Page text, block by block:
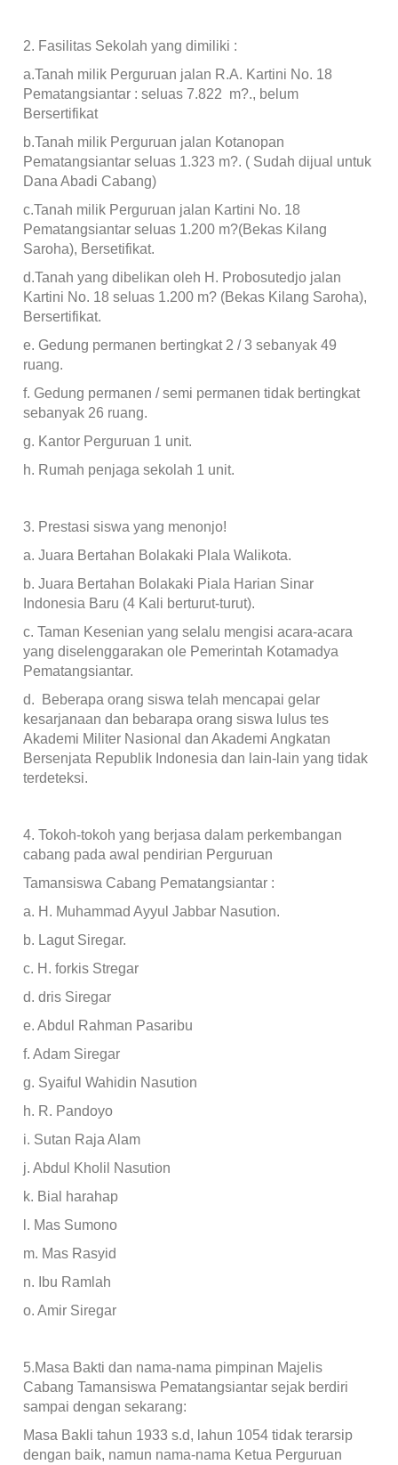
2. Fasilitas Sekolah yang dimiliki :
a.Tanah milik Perguruan jalan R.A. Kartini No. 18
Pematangsiantar : seluas 7.822 m?., belum
Bersertifikat
b.Tanah milik Perguruan jalan Kotanopan
Pematangsiantar seluas 1.323 m?. ( Sudah dijual untuk
Dana Abadi Cabang)
c.Tanah milik Perguruan jalan Kartini No. 18
Pematangsiantar seluas 1.200 m?(Bekas Kilang
Saroha), Bersetifikat.
d.Tanah yang dibelikan oleh H. Probosutedjo jalan
Kartini No. 18 seluas 1.200 m? (Bekas Kilang Saroha),
Bersertifikat.
e. Gedung permanen bertingkat 2 / 3 sebanyak 49
ruang.
f. Gedung permanen / semi permanen tidak bertingkat
sebanyak 26 ruang.
g. Kantor Perguruan 1 unit.
h. Rumah penjaga sekolah 1 unit.
3. Prestasi siswa yang menonjo!
a. Juara Bertahan Bolakaki Plala Walikota.
b. Juara Bertahan Bolakaki Piala Harian Sinar
Indonesia Baru (4 Kali berturut-turut).
c. Taman Kesenian yang selalu mengisi acara-acara
yang diselenggarakan ole Pemerintah Kotamadya
Pematangsiantar.
d. Beberapa orang siswa telah mencapai gelar
kesarjanaan dan bebarapa orang siswa lulus tes
Akademi Militer Nasional dan Akademi Angkatan
Bersenjata Republik Indonesia dan lain-lain yang tidak
terdeteksi.
4. Tokoh-tokoh yang berjasa dalam perkembangan
cabang pada awal pendirian Perguruan
Tamansiswa Cabang Pematangsiantar :
a. H. Muhammad Ayyul Jabbar Nasution.
b. Lagut Siregar.
c. H. forkis Stregar
d. dris Siregar
e. Abdul Rahman Pasaribu
f. Adam Siregar
g. Syaiful Wahidin Nasution
h. R. Pandoyo
i. Sutan Raja Alam
j. Abdul Kholil Nasution
k. Bial harahap
l. Mas Sumono
m. Mas Rasyid
n. Ibu Ramlah
o. Amir Siregar
5.Masa Bakti dan nama-nama pimpinan Majelis
Cabang Tamansiswa Pematangsiantar sejak berdiri
sampai dengan sekarang:
Masa Bakli tahun 1933 s.d, lahun 1054 tidak terarsip
dengan baik, namun nama-nama Ketua Perguruan